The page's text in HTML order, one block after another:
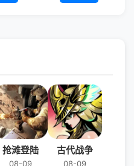
抢滩登陆
08-09
古代战争
08-09